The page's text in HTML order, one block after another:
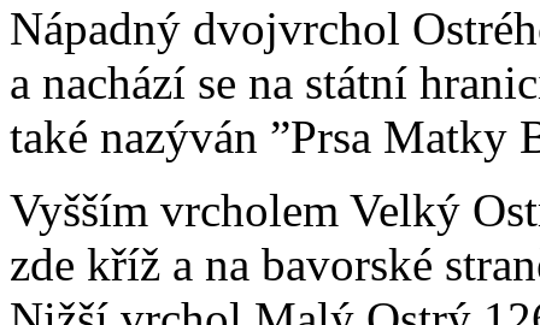
Nápadný dvojvrchol
a nachází se na státní
také nazýván ”Prsa Matky
Vyšším vrcholem Velký
zde kříž a na bavorské